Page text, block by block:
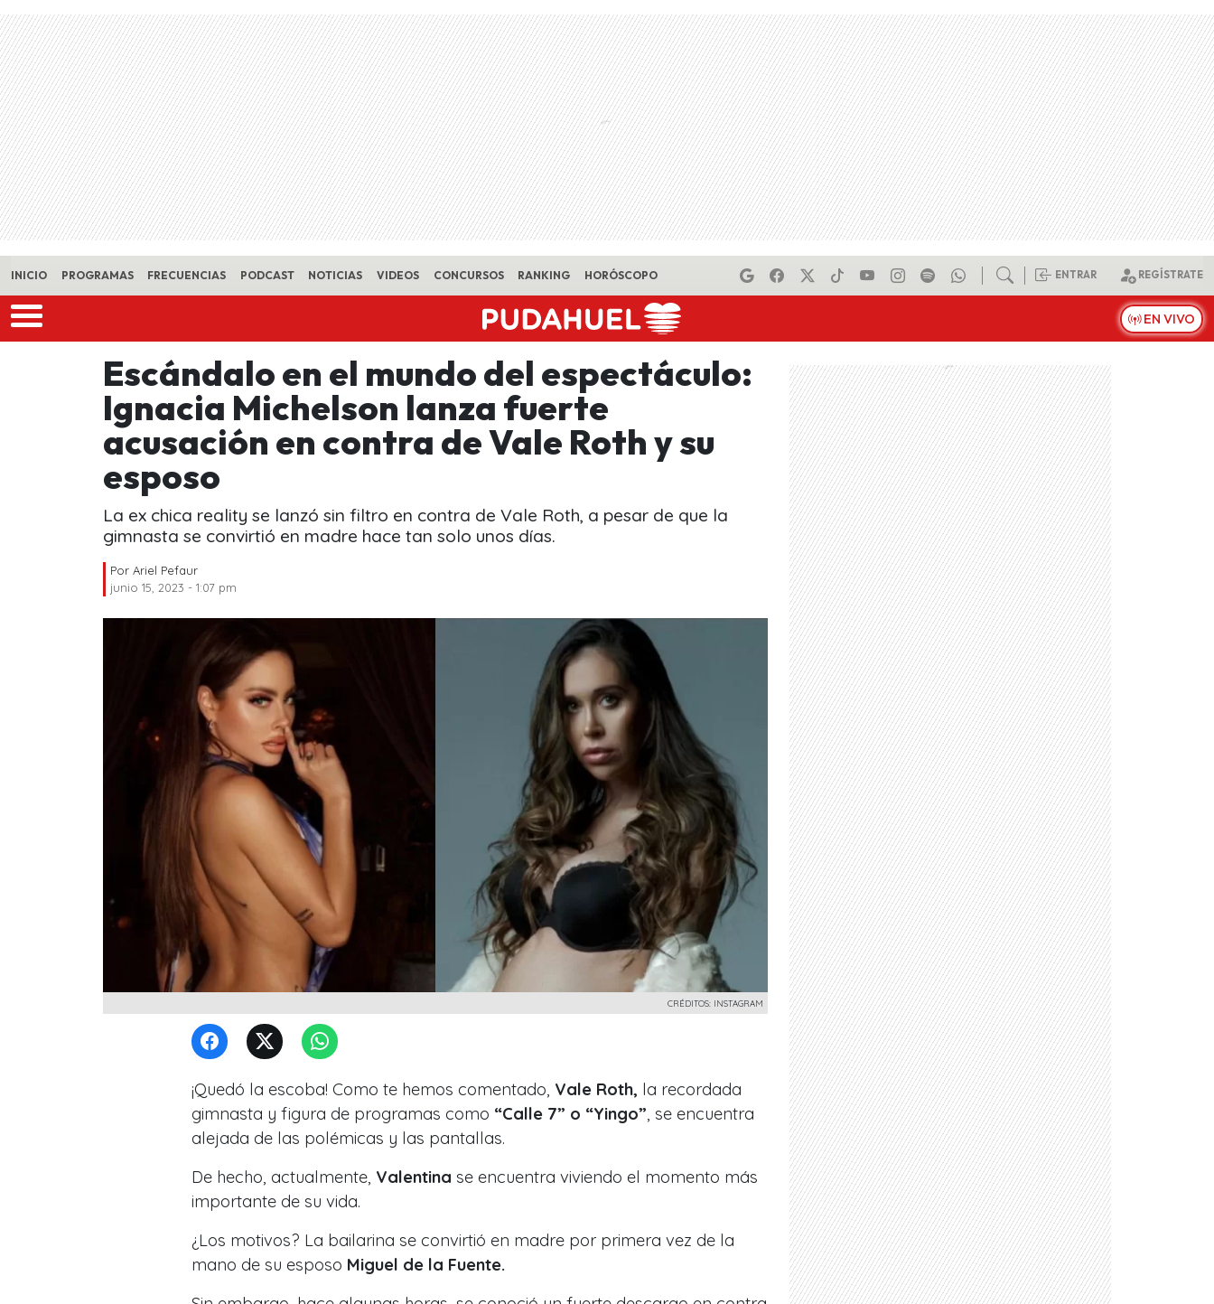
Skip to main content
INICIO PROGRAMAS FRECUENCIAS PODCAST NOTICIAS VIDEOS CONCURSOS RANKING HORÓSCOPO ENTRAR REGÍSTRATE
EN VIVO
Escándalo en el mundo del espectáculo:
Ignacia Michelson lanza fuerte
acusación en contra de Vale Roth y su
esposo
La ex chica reality se lanzó sin filtro en contra de Vale Roth, a pesar de que la
gimnasta se convirtió en madre hace tan solo unos días.
Por Ariel Pefaur
junio 15, 2023 - 1:07 pm
CRÉDITOS: INSTAGRAM
¡Quedó la escoba! Como te hemos comentado, Vale Roth, la recordada
gimnasta y figura de programas como “Calle 7” o “Yingo” , se encuentra
alejada de las polémicas y las pantallas.
De hecho, actualmente, Valentina se encuentra viviendo el momento más
importante de su vida.
¿Los motivos? La bailarina se convirtió en madre por primera vez de la
mano de su esposo Miguel de la Fuente.